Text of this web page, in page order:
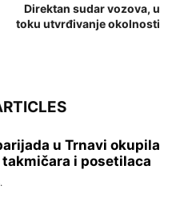
Direktan sudar vozova, u
toku utvrđivanje okolnosti
u Trnavi okupila
i posetilaca